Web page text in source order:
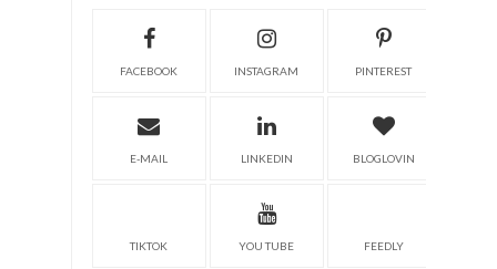
FACEBOOK INSTAGRAM PINTEREST
E-MAIL LINKEDIN BLOGLOVIN
TIKTOK YOU TUBE FEEDLY